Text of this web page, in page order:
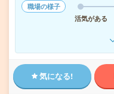
職場の様子
活気がある
気になる!